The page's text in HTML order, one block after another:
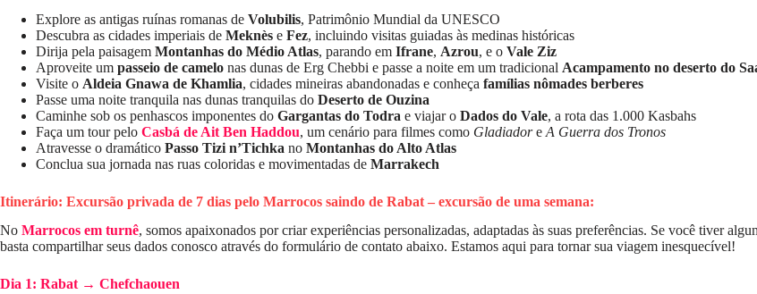
Explore as antigas ruínas romanas de Volubilis, Patrimônio Mundial da UNESCO
Descubra as cidades imperiais de Meknès e Fez, incluindo visitas guiadas às medinas históricas
Dirija pela paisagem Montanhas do Médio Atlas, parando em Ifrane, Azrou, e o Vale Ziz
Aproveite um passeio de camelo nas dunas de Erg Chebbi e passe a noite em um tradicional Acampamento no deserto do
Visite o Aldeia Gnawa de Khamlia, cidades mineiras abandonadas e conheça famílias nômades berberes
Passe uma noite tranquila nas dunas tranquilas do Deserto de Ouzina
Caminhe sob os penhascos imponentes do Gargantas do Todra e viajar o Dados do Vale, a rota das 1.000 Kasbahs
Faça um tour pelo Casbá de Ait Ben Haddou, um cenário para filmes como Gladiadore A Guerra dos Tronos
Atravesse o dramático Passo Tizi n’Tichka no Montanhas do Alto Atlas
Conclua sua jornada nas ruas coloridas e movimentadas de Marrakech
Itinerário: Excursão privada de 7 dias pelo Marrocos saindo de Rabat – excursão de uma semana:
No Marrocos em turnê, somos apaixonados por criar experiências personalizadas, adaptadas às suas preferências. Se você tiver
basta compartilhar seus dados conosco através do formulário de contato abaixo. Estamos aqui para tornar sua viagem inesquecível!
Dia 1: Rabat → Chefchaouen